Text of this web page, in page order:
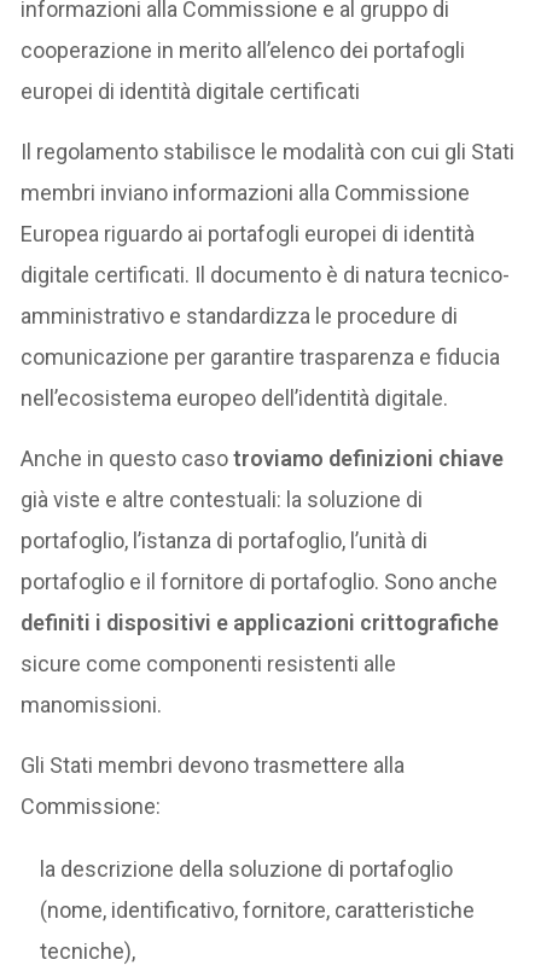
informazioni alla Commissione e al gruppo di
cooperazione in merito all’elenco dei portafogli
europei di identità digitale certificati
Il regolamento stabilisce le modalità con cui gli Stati
membri inviano informazioni alla Commissione
Europea riguardo ai portafogli europei di identità
digitale certificati. Il documento è di natura tecnico-
amministrativo e standardizza le procedure di
comunicazione per garantire trasparenza e fiducia
nell’ecosistema europeo dell’identità digitale.
Anche in questo casotroviamo definizioni chiave
già viste e altre contestuali: la soluzione di
portafoglio, l’istanza di portafoglio, l’unità di
portafoglio e il fornitore di portafoglio. Sono anche
definiti i dispositivi e applicazioni crittografiche
sicure come componenti resistenti alle
manomissioni.
Gli Stati membri devono trasmettere alla
Commissione:
la descrizione della soluzione di portafoglio
(nome, identificativo, fornitore, caratteristiche
tecniche),